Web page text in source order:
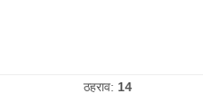
ठहराव: 14